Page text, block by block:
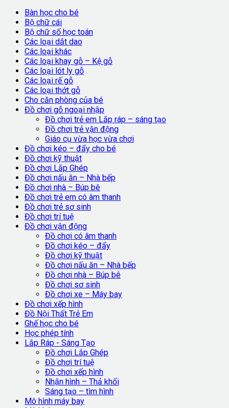
Bàn học cho bé
Bộ chữ cái
Bộ chữ số học toán
Các loại dắt dao
Các loại khác
Các loại khay gỗ – Kệ gỗ
Các loại lót ly gỗ
Các loại rế gỗ
Các loại thớt gỗ
Cho căn phòng của bé
Đồ chơi gỗ ngoại nhập
Đồ chơi trẻ em Lắp ráp – sáng tạo
Đồ chơi trẻ vận động
Giáo cụ vừa học vừa chơi
Đồ chơi kéo – đẩy cho bé
Đồ chơi kỹ thuật
Đồ chơi Lắp Ghép
Đồ chơi nấu ăn – Nhà bếp
Đồ chơi nhà – Búp bê
Đồ chơi trẻ em có âm thanh
Đồ chơi trẻ sơ sinh
Đồ chơi trí tuệ
Đồ chơi vận động
Đồ chơi có âm thanh
Đồ chơi kéo – đẩy
Đồ chơi kỹ thuật
Đồ chơi nấu ăn – Nhà bếp
Đồ chơi nhà – Búp bê
Đồ chơi sơ sinh
Đồ chơi xe – Máy bay
Đồ chơi xếp hình
Đồ Nội Thất Trẻ Em
Ghế học cho bé
Học phép tính
Lắp Ráp - Sáng Tạo
Đồ chơi Lắp Ghép
Đồ chơi trí tuệ
Đồ chơi xếp hình
Nhận hình – Thả khối
Sáng tạo – tìm hình
Mô hình máy bay